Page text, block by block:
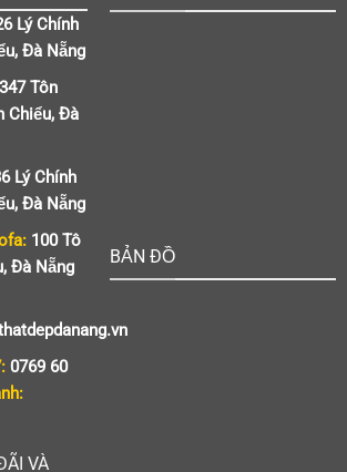
Lý Chính
Đà Nẵng
Tôn
Chiểu, Đà
Lý Chính
Đà Nẵng
100 Tô
Đà Nẵng
0769 60
VÀ
BẢN ĐỒ